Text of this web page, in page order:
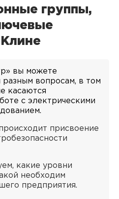
группы,
вы можете
разным вопросам, в том
касаются
с электрическими
присвоение
какие уровни
необходим
предприятия.